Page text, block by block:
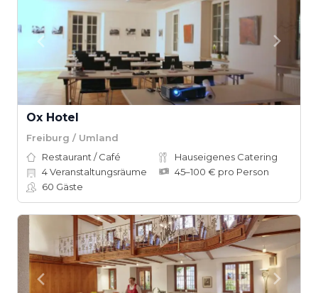
Ox Hotel
Freiburg / Umland
Restaurant / Café
Hauseigenes Catering
4Veranstaltungsräume
45–100 € pro Person
60 Gäste